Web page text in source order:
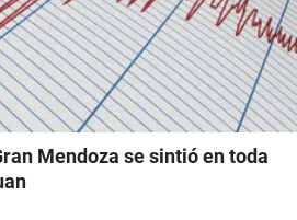
Mendoza se sintió en toda